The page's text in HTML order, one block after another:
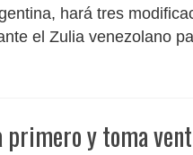
hará tres
el Zulia venezolano
primero y toma